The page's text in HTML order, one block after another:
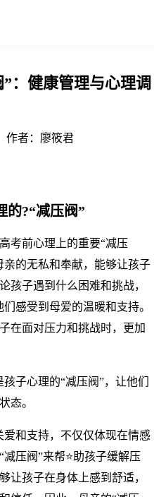
：健康管理与心理调
作者： 廖筱君
的?“减压阀”
考前心理上的重要“减压
的无私和奉献，能够让孩子
孩子遇到什么困难和挑战，
感受到母爱的温暖和支持。
在面对压力和挑战时，更加
子心理的“减压阀”，让他们
态。
和支持，不仅仅体现在情感
压阀”来帮⭐助孩子缓解压
让孩子在身体上感到舒适，